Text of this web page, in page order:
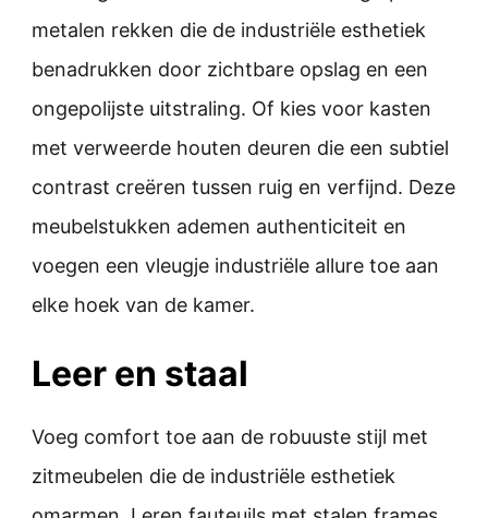
metalen rekken die de industriële esthetiek
benadrukken door zichtbare opslag en een
ongepolijste uitstraling. Of kies voor kasten
met verweerde houten deuren die een subtiel
contrast creëren tussen ruig en verfijnd. Deze
meubelstukken ademen authenticiteit en
voegen een vleugje industriële allure toe aan
elke hoek van de kamer.
Leer en staal
Voeg comfort toe aan de robuuste stijl met
zitmeubelen die de industriële esthetiek